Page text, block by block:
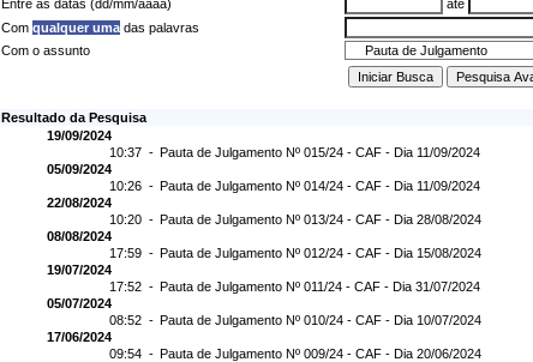
Entre as datas (dd/mm/aaaa)
até
Com qualquer umadas palavras
Com o assunto
Resultado da Pesquisa
19/09/2024
10:37 - Pauta de Julgamento Nº 015/24 - CAF - Dia 11/09/2024
05/09/2024
10:26 - Pauta de Julgamento Nº 014/24 - CAF - Dia 11/09/2024
22/08/2024
10:20 - Pauta de Julgamento Nº 013/24 - CAF - Dia 28/08/2024
08/08/2024
17:59 - Pauta de Julgamento Nº 012/24 - CAF - Dia 15/08/2024
19/07/2024
17:52 - Pauta de Julgamento Nº 011/24 - CAF - Dia 31/07/2024
05/07/2024
08:52 - Pauta de Julgamento Nº 010/24 - CAF - Dia 10/07/2024
17/06/2024
09:54 - Pauta de Julgamento Nº 009/24 - CAF - Dia 20/06/2024